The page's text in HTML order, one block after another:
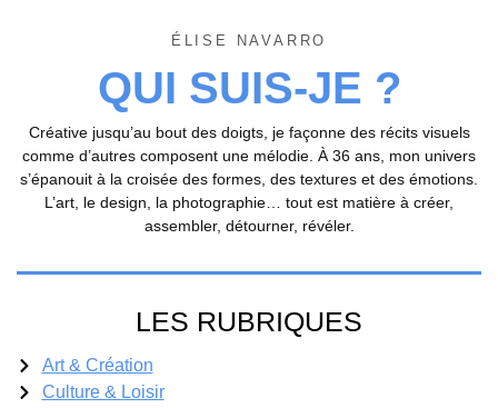
ÉLISE NAVARRO
QUI SUIS-JE ?
Créative jusqu’au bout des doigts, je façonne des récits visuels
comme d’autres composent une mélodie. À 36 ans, mon univers
s’épanouit à la croisée des formes, des textures et des émotions.
L’art, le design, la photographie… tout est matière à créer,
assembler, détourner, révéler.
LES RUBRIQUES
Art & Création
Culture & Loisir